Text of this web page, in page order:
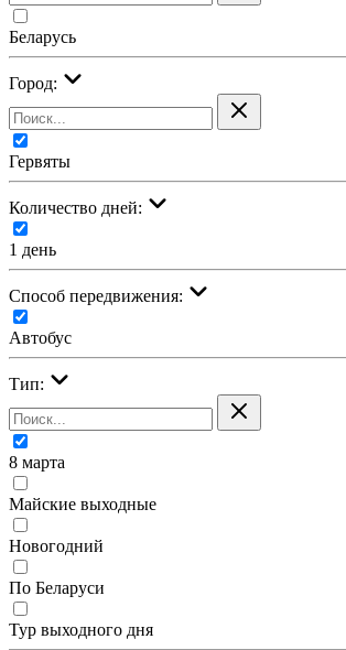
Беларусь
Город:
Гервяты
Количество дней:
1 день
Cпособ передвижения:
Автобус
Тип:
8 марта
Майские выходные
Новогодний
По Беларуси
Тур выходного дня